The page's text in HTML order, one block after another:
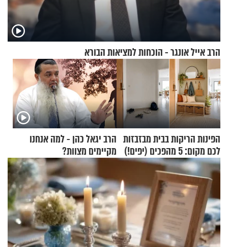
הרב אייל אונגר - הוכחות למציאות הבורא
הפינות הריקות בבית מבזבזות
לכם מקום: 5 מהפכים (יפים!)
שאפשר לעשות כבר היום
הרב יגאל כהן - למה אנחנו
מקיימים מצוות?